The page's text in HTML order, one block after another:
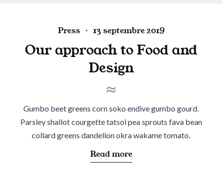
P
s
n
Press
P
s
t
n
13 septembre 2019
Our approach to Food and
Design
Gumbo beet greens corn soko endive gumbo gourd.
Parsley shallot courgette tatsoi pea sprouts fava bean
collard greens dandelion okra wakame tomato.
Read morea
b